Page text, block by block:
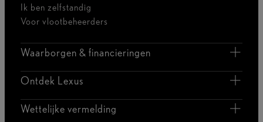
Ik ben zelfstandig
Voor vlootbeheerders
Waarborgen & financieringen
Ontdek Lexus
Wettelijke vermelding